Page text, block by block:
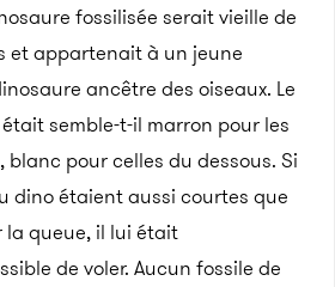
fossilisée serait vieille de
et appartenait à un jeune
ancêtre des oiseaux. Le
semble-t-il marron pour les
blanc pour celles du dessous. Si
dino étaient aussi courtes que
la queue, il lui était
de voler. Aucun fossile de